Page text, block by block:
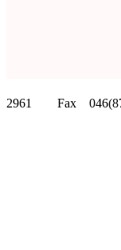
2961 Fax